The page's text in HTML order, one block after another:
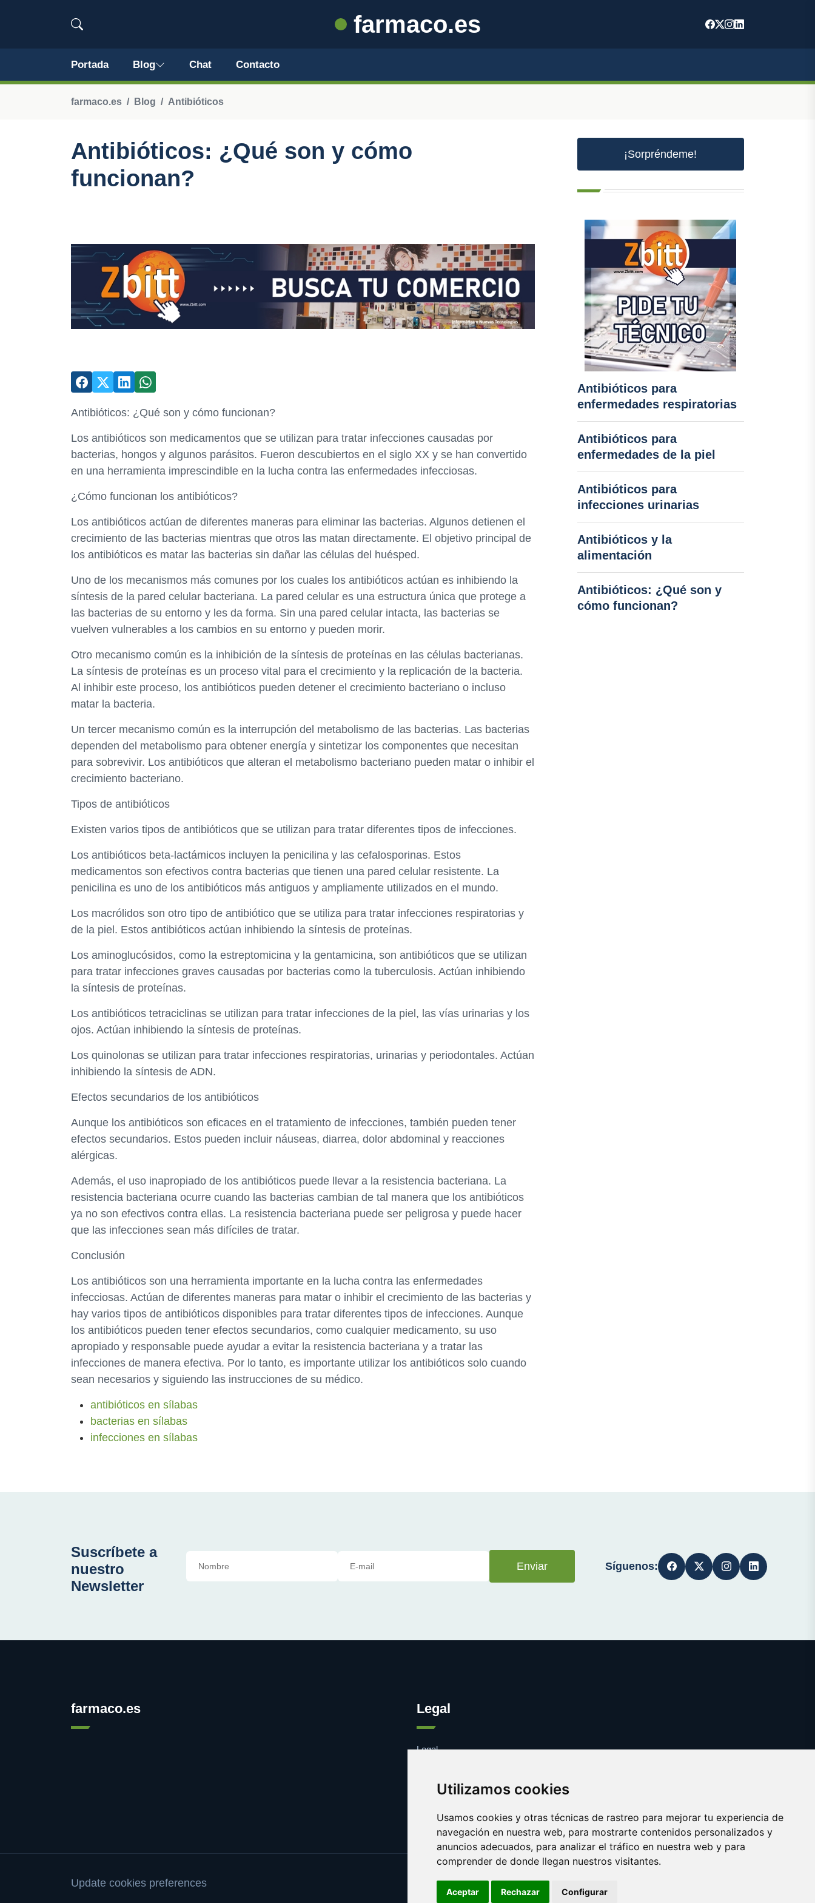
Utilizamos cookies
Usamos cookies y otras técnicas de rastreo para mejorar tu experiencia de
navegación en nuestra web, para mostrarte contenidos personalizados y
anuncios adecuados, para analizar el tráfico en nuestra web y para
comprender de donde llegan nuestros visitantes.
Aceptar Rechazar Configurar
farmaco.es
Portada Blog Chat Contacto
farmaco.es Blog Antibióticos
Antibióticos: ¿Qué son y cómo
funcionan?
Antibióticos: ¿Qué son y cómo funcionan?
Los antibióticos son medicamentos que se utilizan para tratar infecciones causadas por
bacterias, hongos y algunos parásitos. Fueron descubiertos en el siglo XX y se han convertido
en una herramienta imprescindible en la lucha contra las enfermedades infecciosas.
¿Cómo funcionan los antibióticos?
Los antibióticos actúan de diferentes maneras para eliminar las bacterias. Algunos detienen el
crecimiento de las bacterias mientras que otros las matan directamente. El objetivo principal de
los antibióticos es matar las bacterias sin dañar las células del huésped.
Uno de los mecanismos más comunes por los cuales los antibióticos actúan es inhibiendo la
síntesis de la pared celular bacteriana. La pared celular es una estructura única que protege a
las bacterias de su entorno y les da forma. Sin una pared celular intacta, las bacterias se
vuelven vulnerables a los cambios en su entorno y pueden morir.
Otro mecanismo común es la inhibición de la síntesis de proteínas en las células bacterianas.
La síntesis de proteínas es un proceso vital para el crecimiento y la replicación de la bacteria.
Al inhibir este proceso, los antibióticos pueden detener el crecimiento bacteriano o incluso
matar la bacteria.
Un tercer mecanismo común es la interrupción del metabolismo de las bacterias. Las bacterias
dependen del metabolismo para obtener energía y sintetizar los componentes que necesitan
para sobrevivir. Los antibióticos que alteran el metabolismo bacteriano pueden matar o inhibir el
crecimiento bacteriano.
Tipos de antibióticos
Existen varios tipos de antibióticos que se utilizan para tratar diferentes tipos de infecciones.
Los antibióticos beta-lactámicos incluyen la penicilina y las cefalosporinas. Estos
medicamentos son efectivos contra bacterias que tienen una pared celular resistente. La
penicilina es uno de los antibióticos más antiguos y ampliamente utilizados en el mundo.
Los macrólidos son otro tipo de antibiótico que se utiliza para tratar infecciones respiratorias y
de la piel. Estos antibióticos actúan inhibiendo la síntesis de proteínas.
Los aminoglucósidos, como la estreptomicina y la gentamicina, son antibióticos que se utilizan
para tratar infecciones graves causadas por bacterias como la tuberculosis. Actúan inhibiendo
la síntesis de proteínas.
Los antibióticos tetraciclinas se utilizan para tratar infecciones de la piel, las vías urinarias y los
ojos. Actúan inhibiendo la síntesis de proteínas.
Los quinolonas se utilizan para tratar infecciones respiratorias, urinarias y periodontales. Actúan
inhibiendo la síntesis de ADN.
Efectos secundarios de los antibióticos
Aunque los antibióticos son eficaces en el tratamiento de infecciones, también pueden tener
efectos secundarios. Estos pueden incluir náuseas, diarrea, dolor abdominal y reacciones
alérgicas.
Además, el uso inapropiado de los antibióticos puede llevar a la resistencia bacteriana. La
resistencia bacteriana ocurre cuando las bacterias cambian de tal manera que los antibióticos
ya no son efectivos contra ellas. La resistencia bacteriana puede ser peligrosa y puede hacer
que las infecciones sean más difíciles de tratar.
Conclusión
Los antibióticos son una herramienta importante en la lucha contra las enfermedades
infecciosas. Actúan de diferentes maneras para matar o inhibir el crecimiento de las bacterias y
hay varios tipos de antibióticos disponibles para tratar diferentes tipos de infecciones. Aunque
los antibióticos pueden tener efectos secundarios, como cualquier medicamento, su uso
apropiado y responsable puede ayudar a evitar la resistencia bacteriana y a tratar las
infecciones de manera efectiva. Por lo tanto, es importante utilizar los antibióticos solo cuando
sean necesarios y siguiendo las instrucciones de su médico.
antibióticos en sílabas
bacterias en sílabas
infecciones en sílabas
¡Sorpréndeme!
Antibióticos para
enfermedades respiratorias
Antibióticos para
enfermedades de la piel
Antibióticos para
infecciones urinarias
Antibióticos y la
alimentación
Antibióticos: ¿Qué son y
cómo funcionan?
Suscríbete a
nuestro
Newsletter
Enviar Síguenos:
farmaco.es Legal
Legal
Contacto
Update cookies preferences